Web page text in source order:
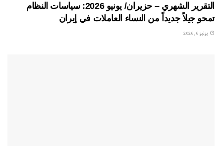
التقرير الشهري – حزيران/ يونيو 2026: سياسات النظام
تمحو جيلاً جديداً من النساء العاملات في إيران
يوليو 6, 2026